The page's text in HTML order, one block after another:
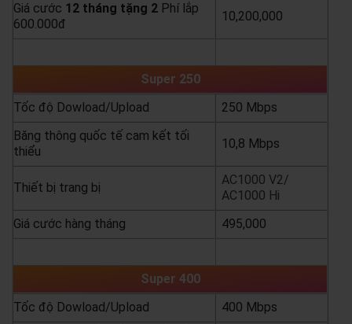
Giá cước 12 tháng tặng 2 Phí lắp
600.000đ
10,200,000
Super 250
Tốc độ Dowload/Upload
250 Mbps
Băng thông quốc tế cam kết tối
thiểu
10,8 Mbps
Thiết bị trang bị
AC1000 V2/
AC1000 Hi
Giá cước hàng tháng
495,000
Super 400
Tốc độ Dowload/Upload
400 Mbps